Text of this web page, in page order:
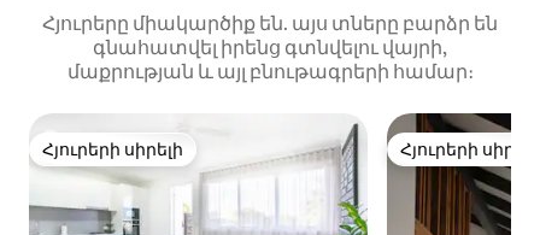
Հյուրերը միակարծիք են. այս տները բարձր են
գնահատվել իրենց գտնվելու վայրի,
մաքրության և այլ բնութագրերի համար։
Հյուրերի սիրելի
Հյուրերի սիրելի Հյուրերի
Հյուրերի